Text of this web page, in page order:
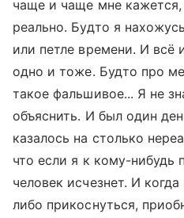
чаще и чаще мне кажется,
реально. Будто я
или петле времени. И всё
одно и тоже. Будто про
такое фальшивое... Я не
объяснить. И был один
казалось на столько
что если я к кому-нибудь
человек исчезнет. И
либо прикоснуться,